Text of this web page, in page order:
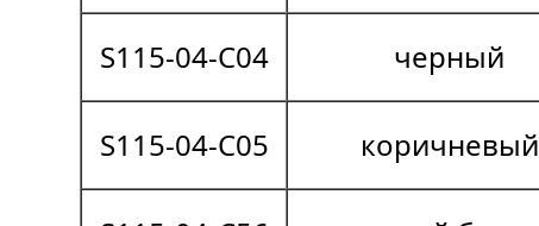
S115-04-C04
черный
S115-04-C05
коричневый